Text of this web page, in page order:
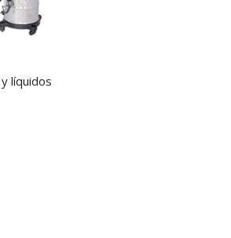
líquidos